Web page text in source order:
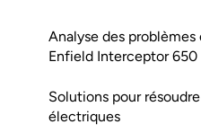
Analyse des
Enfield Interceptor 650
Solutions pour
électriques